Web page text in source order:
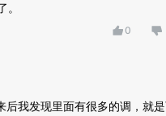
0
我发现里面有很多的调，就